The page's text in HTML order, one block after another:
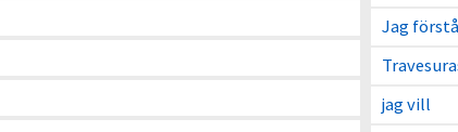
Jag
jag vill